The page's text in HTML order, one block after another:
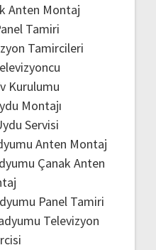
Anten Montaj
Tamiri
Tamircileri
Kurulumu
Montajı
Servisi
Anten Montaj
Çanak Anten
Panel Tamiri
Televizyon